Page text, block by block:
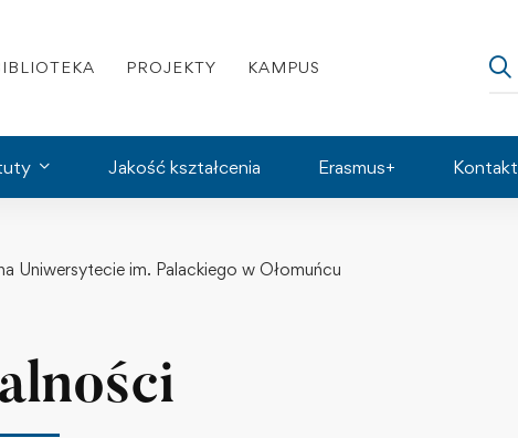
PROJEKTY KAMPUS
Jakość kształcenia Erasmus+ Kontakt
Uniwersytecie im. Palackiego w Ołomuńcu